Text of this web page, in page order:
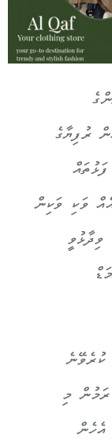
ރުފިޔާގެ
ވަކި ވަކިން
މި